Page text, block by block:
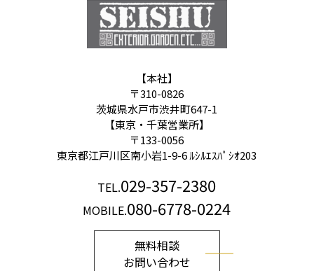
【本社】
〒310-0826
茨城県水戸市渋井町647-1
【東京・千葉営業所】
〒133-0056
東京都江戸川区南小岩1-9-6 ﾙｼﾙｴｽﾊﾟｼｵ203
TEL.029-357-2380
MOBILE.080-6778-0224
無料相談
お問い合わせ